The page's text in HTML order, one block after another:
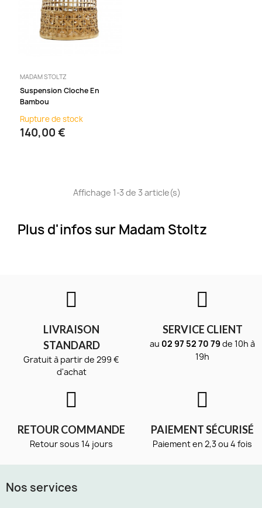
MADAM STOLTZ
Suspension Cloche En
Bambou
Rupture de stock
140,00 €
Affichage 1-3 de 3 article(s)
Plus d'infos sur Madam Stoltz
LIVRAISON
STANDARD
Gratuit à partir de 299 €
d'achat
SERVICE CLIENT
au 02 97 52 70 79 de 10h à
19h
RETOUR COMMANDE
Retour sous 14 jours
PAIEMENT SÉCURISÉ
Paiement en 2,3 ou 4 fois
Nos services